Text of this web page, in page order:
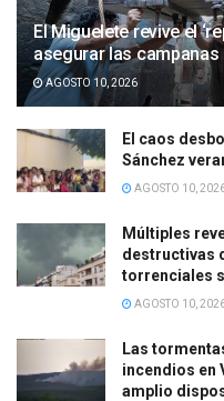
El Miguelete revive el
asegurar las
AGOSTO 10, 2026
El caos
Sánchez
AGOSTO 10,
Múltiples
destructivas
torrenciales
AGOSTO 10,
Las
incendios en
amplio